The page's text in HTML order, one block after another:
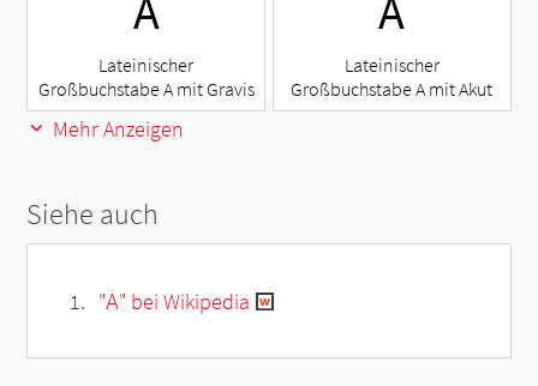
Lateinischer
Großbuchstabe A mit Gravis
Lateinischer
Großbuchstabe A mit Akut
Mehr Anzeigen
Siehe auch
"Ȧ" bei Wikipedia